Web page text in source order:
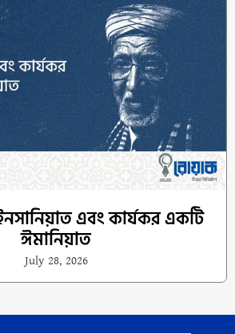
ইনসানিয়াত এবং কার্যকর একটি
ঈমানিয়াত
July 28, 2026